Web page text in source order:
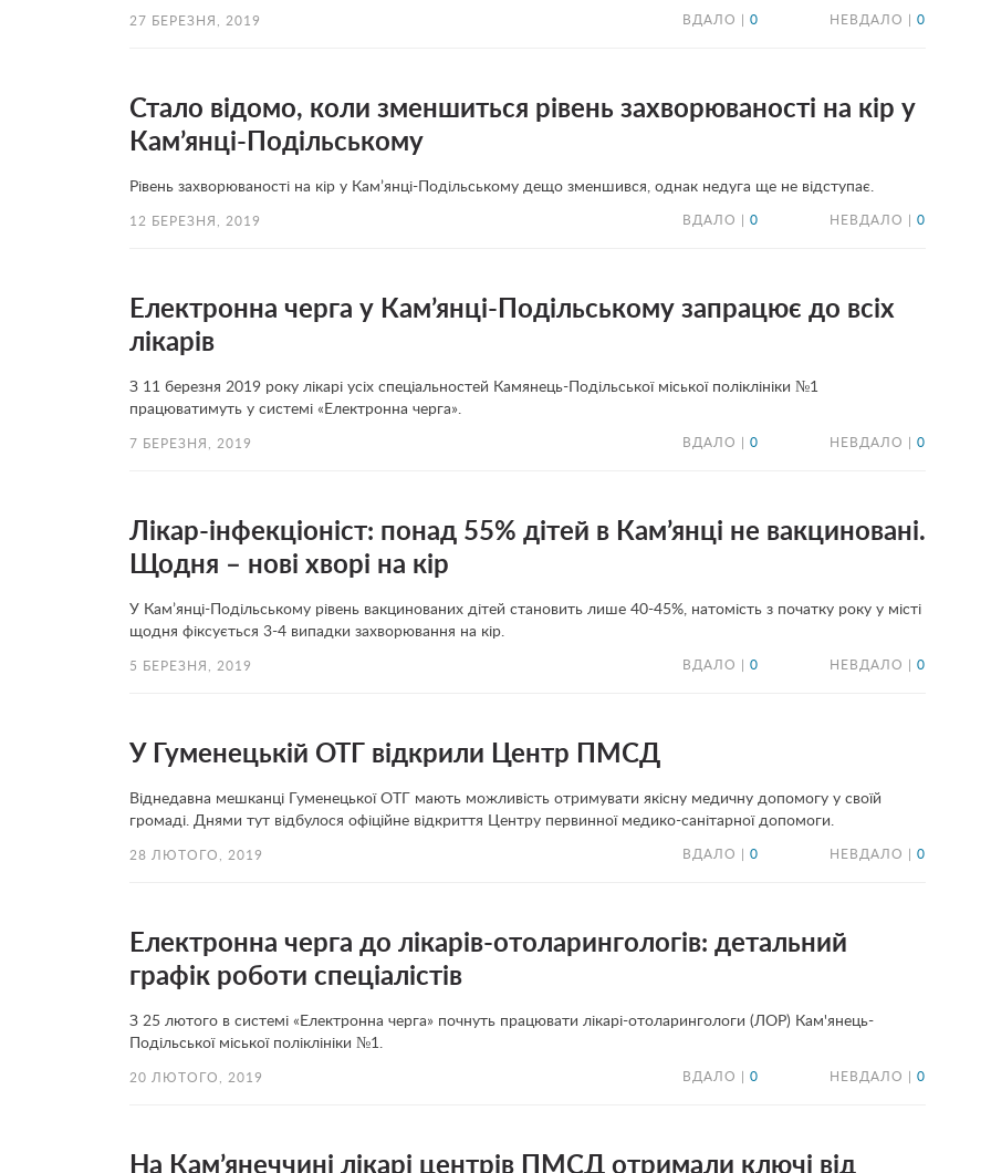
27 БЕРЕЗНЯ, 2019 ВДАЛО | 0 НЕВДАЛО | 0
Стало відомо, коли зменшиться рівень захворюваності на кір у
Кам’янці-Подільському
Рівень захворюваності на кір у Кам’янці-Подільському дещо зменшився, однак недуга ще не відступає.
12 БЕРЕЗНЯ, 2019 ВДАЛО | 0 НЕВДАЛО | 0
Електронна черга у Кам’янці-Подільському запрацює до всіх
лікарів
З 11 березня 2019 року лікарі усіх спеціальностей Камянець-Подільської міської поліклініки №1
працюватимуть у системі «Електронна черга».
7 БЕРЕЗНЯ, 2019 ВДАЛО | 0 НЕВДАЛО | 0
Лікар-інфекціоніст: понад 55% дітей в Кам’янці не вакциновані.
Щодня – нові хворі на кір
У Кам’янці-Подільському рівень вакцинованих дітей становить лише 40-45%, натомість з початку року у місті
щодня фіксується 3-4 випадки захворювання на кір.
5 БЕРЕЗНЯ, 2019 ВДАЛО | 0 НЕВДАЛО | 0
У Гуменецькій ОТГ відкрили Центр ПМСД
Віднедавна мешканці Гуменецької ОТГ мають можливість отримувати якісну медичну допомогу у своїй
громаді. Днями тут відбулося офіційне відкриття Центру первинної медико-санітарної допомоги.
28 ЛЮТОГО, 2019 ВДАЛО | 0 НЕВДАЛО | 0
Електронна черга до лікарів-отоларингологів: детальний
графік роботи спеціалістів
З 25 лютого в системі «Електронна черга» почнуть працювати лікарі-отоларингологи (ЛОР) Кам'янець-
Подільської міської поліклініки №1.
20 ЛЮТОГО, 2019 ВДАЛО | 0 НЕВДАЛО | 0
На Кам’янеччині лікарі центрів ПМСД отримали ключі від